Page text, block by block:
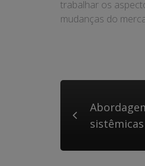
trabalhar os
mudanças do
sistêmicas